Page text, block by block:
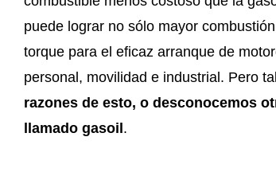
puede lograr no sólo mayor
torque para el eficaz arranque de
personal, movilidad e industrial. Pero
razones de esto, o desconocemos
llamado gasoil .